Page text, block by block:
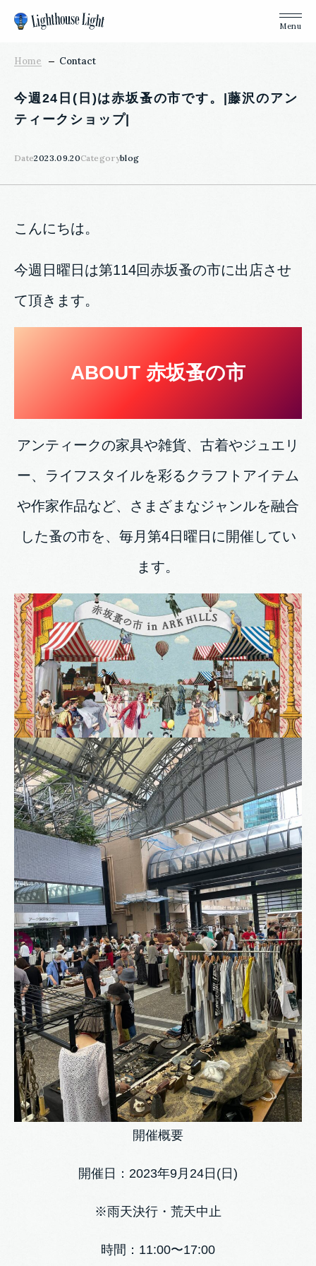
Home Contact
今週24日(日)は赤坂蚤の市です。|藤沢のアン
ティークショップ|
Date2023.09.20Categoryblog
こんにちは。
今週日曜日は第114回赤坂蚤の市に出店させ
て頂きます。
ABOUT 赤坂蚤の市
アンティークの家具や雑貨、古着やジュエリ
ー、ライフスタイルを彩るクラフトアイテム
や作家作品など、さまざまなジャンルを融合
した蚤の市を、毎月第4日曜日に開催してい
ます。
開催概要
開催日：2023年9月24日(日)
※雨天決行・荒天中止
時間：11:00〜17:00